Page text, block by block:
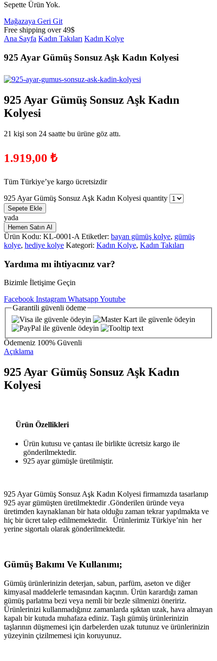
Sepette Ürün Yok.
Mağazaya Geri Git
Free shipping over 49$
Ana Sayfa Kadın Takıları Kadın Kolye
925 Ayar Gümüş Sonsuz Aşk Kadın Kolyesi
925 Ayar Gümüş Sonsuz Aşk Kadın
Kolyesi
21 kişi son 24 saatte bu ürüne göz attı.
1.919,00 ₺
Tüm Türkiye’ye kargo ücretsizdir
925 Ayar Gümüş Sonsuz Aşk Kadın Kolyesi quantity
Sepete Ekle
yada
Hemen Satın Al
Ürün Kodu: KL-0001-A Etiketler: bayan gümüş kolye, gümüş
kolye, hediye kolye Kategori: Kadın Kolye, Kadın Takıları
Yardıma mı ihtiyacınız var?
Bizimle İletişime Geçin
Facebook Instagram WhatsappYoutube
Garantili güvenli ödeme
Ödemeniz 100% Güvenli
Açıklama
925 Ayar Gümüş Sonsuz Aşk Kadın
Kolyesi
Ürün Özellikleri
Ürün kutusu ve çantası ile birlikte ücretsiz kargo ile
gönderilmektedir.
925 ayar gümüşle üretilmiştir.
925 Ayar Gümüş Sonsuz Aşk Kadın Kolyesi firmamızda tasarlanıp
925 ayar gümüşten üretilmektedir .Gönderilen üründe veya
üretimden kaynaklanan bir hata olduğu zaman tekrar yapılmakta ve
hiç bir ücret talep edilmemektedir. Ürünlerimiz Türkiye’nin her
yerine sigortalı olarak gönderilmektedir.
Gümüş Bakımı Ve Kullanımı;
Gümüş ürünlerinizin deterjan, sabun, parfüm, aseton ve diğer
kimyasal maddelerle temasından kaçının. Ürün karardığı zaman
gümüş parlatma bezi veya nemli bir bezle silmenizi öneririz.
Ürünlerinizi kullanmadığınız zamanlarda ışıktan uzak, hava almayan
kapalı bir kutuda muhafaza ediniz. Taşlı gümüş ürünlerinizin
taşlarının düşmemesi için darbelerden uzak tutunuz ve ürünlerinizin
yüzeyinin çizilmemesi için koruyunuz.